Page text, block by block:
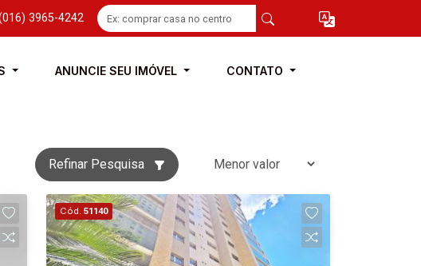
3965-4242
ANUNCIE SEU IMÓVEL CONTATO
Refinar Pesquisa
Cód. 51140